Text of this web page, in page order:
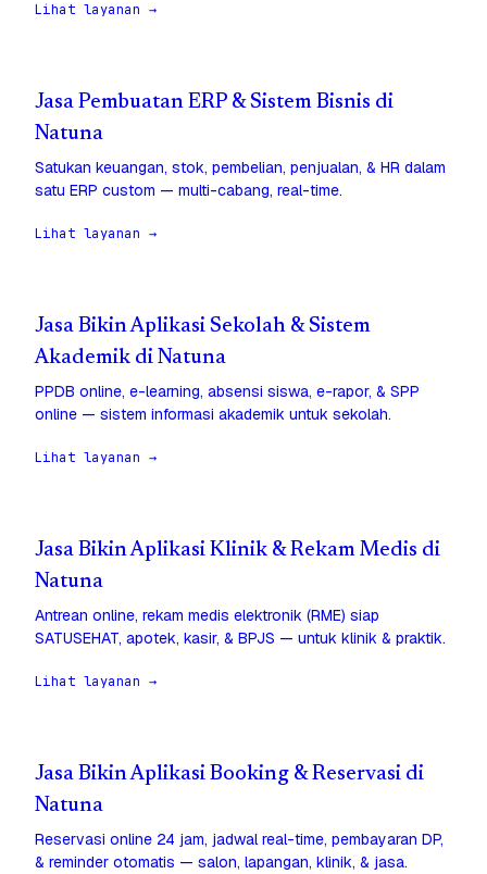
Lihat layanan →
Jasa Pembuatan ERP & Sistem Bisnis di
Natuna
Satukan keuangan, stok, pembelian, penjualan, & HR dalam
satu ERP custom — multi-cabang, real-time.
Lihat layanan →
Jasa Bikin Aplikasi Sekolah & Sistem
Akademik di Natuna
PPDB online, e-learning, absensi siswa, e-rapor, & SPP
online — sistem informasi akademik untuk sekolah.
Lihat layanan →
Jasa Bikin Aplikasi Klinik & Rekam Medis di
Natuna
Antrean online, rekam medis elektronik (RME) siap
SATUSEHAT, apotek, kasir, & BPJS — untuk klinik & praktik.
Lihat layanan →
Jasa Bikin Aplikasi Booking & Reservasi di
Natuna
Reservasi online 24 jam, jadwal real-time, pembayaran DP,
& reminder otomatis — salon, lapangan, klinik, & jasa.